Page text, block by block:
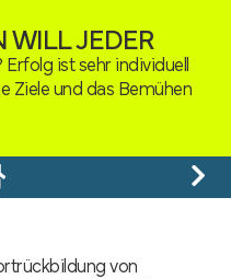
WILL JEDER
ist sehr individuell
Ziele und das Bemühen
von